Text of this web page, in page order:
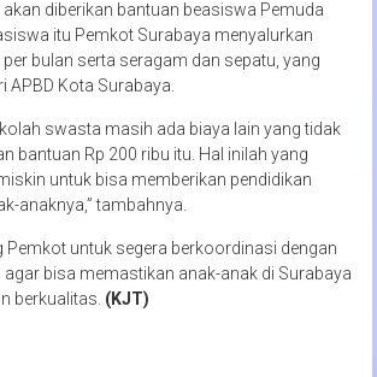
diberikan bantuan beasiswa Pemuda
itu Pemkot Surabaya menyalurkan
bulan serta seragam dan sepatu, yang
APBD Kota Surabaya.
swasta masih ada biaya lain yang tidak
bantuan Rp 200 ribu itu. Hal inilah yang
untuk bisa memberikan pendidikan
anaknya,” tambahnya.
Pemkot untuk segera berkoordinasi dengan
bisa memastikan anak-anak di Surabaya
berkualitas. (KJT)